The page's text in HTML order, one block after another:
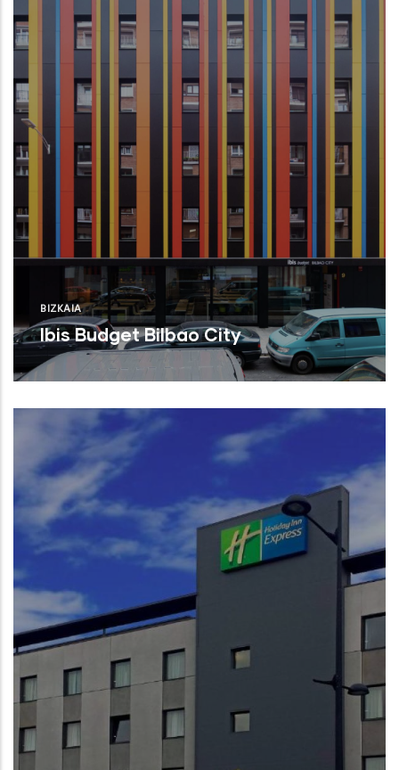
BIZKAIA
Ibis Budget Bilbao City